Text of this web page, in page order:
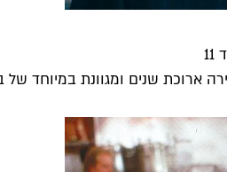
ארוכת שנים ומגוונת במיוחד של